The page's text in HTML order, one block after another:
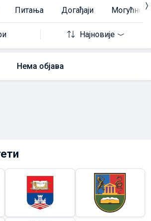
Најновије
Питања Догађаји
Нема објава